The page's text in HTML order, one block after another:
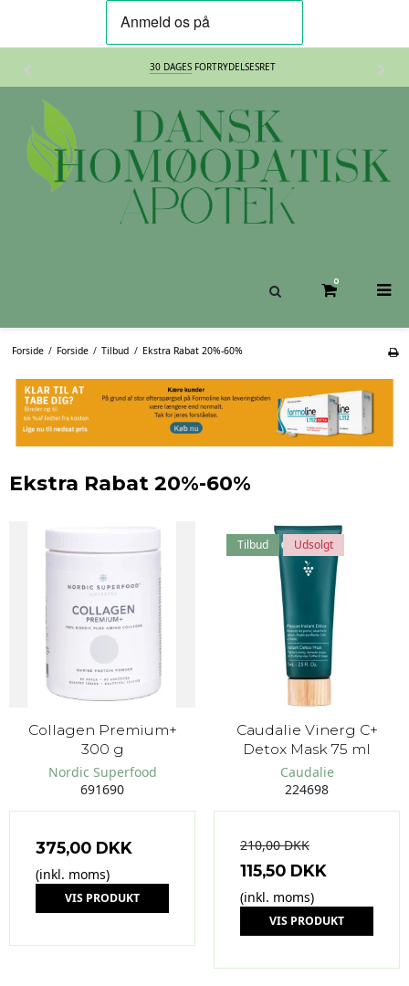
30 DAGES FORTRYDELSESRET
0
Forside / Forside / Tilbud / Ekstra Rabat 20%-60%
Ekstra Rabat 20%-60%
Collagen Premium+
300 g
Nordic Superfood
691690
375,00 DKK
(inkl. moms)
VIS PRODUKT
Tilbud Udsolgt
Caudalie Vinerg C+
Detox Mask 75 ml
Caudalie
224698
210,00 DKK
115,50 DKK
(inkl. moms)
VIS PRODUKT